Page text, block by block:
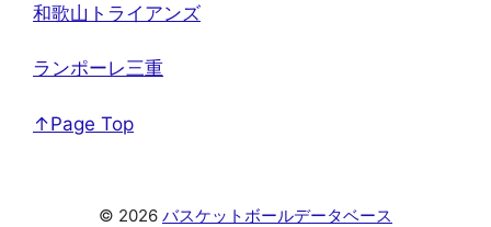
和歌山トライアンズ
ランポーレ三重
↑Page Top
© 2026 バスケットボールデータベース